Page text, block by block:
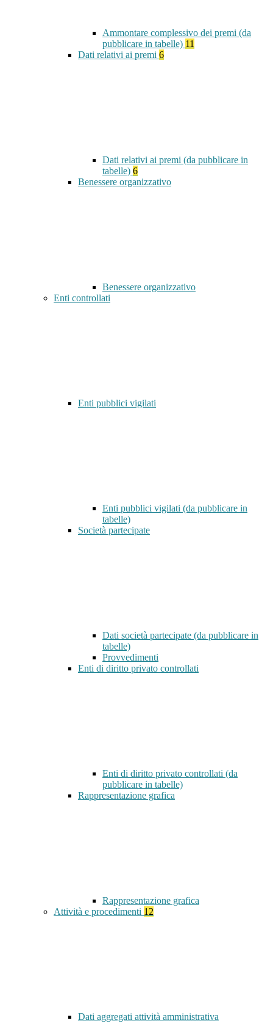
Ammontare complessivo dei premi (da
pubblicare in tabelle) 11
Dati relativi ai premi 6
Dati relativi ai premi (da pubblicare in
tabelle) 6
Benessere organizzativo
Benessere organizzativo
Enti controllati
Enti pubblici vigilati
Enti pubblici vigilati (da pubblicare in
tabelle)
Società partecipate
Dati società partecipate (da pubblicare in
tabelle)
Provvedimenti
Enti di diritto privato controllati
Enti di diritto privato controllati (da
pubblicare in tabelle)
Rappresentazione grafica
Rappresentazione grafica
Attività e procedimenti 12
Dati aggregati attività amministrativa